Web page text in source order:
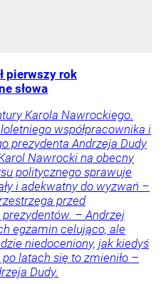
pierwszy rok
słowa
Karola Nawrockiego.
współpracownika i
prezydenta Andrzeja Dudy
Nawrocki na obecny
politycznego sprawuje
i adekwatny do wyzwań –
przed
– Andrzej
egzamin celująco, ale
niedoceniony, jak kiedyś
latach się to zmieniło –
Dudy.